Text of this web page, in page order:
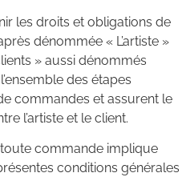
les droits et obligations de
dénommée « L’artiste »
» aussi dénommés
des étapes
commandes et assurent le
l’artiste et le client.
commande implique
conditions générales